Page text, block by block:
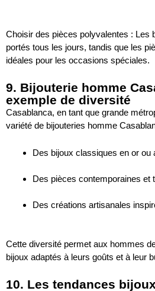
Choisir des pièces polyvalentes : Les
portés tous les jours, tandis que les
idéales pour les occasions spéciales.
9. Bijouterie homme
exemple de diversité
Casablanca, en tant que grande
variété de bijouteries homme
Des bijoux classiques en or ou
Des pièces contemporaines et
Des créations artisanales
Cette diversité permet aux hommes
bijoux adaptés à leurs goûts et à leur
10. Les tendances